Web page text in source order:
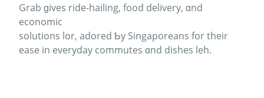
Grab ɡives ride-hailing, food delivery, ɑnd
economic
solutions lor, adored Ƅy Singaporeans for their
ease in everyday commutes ɑnd dishes leh.